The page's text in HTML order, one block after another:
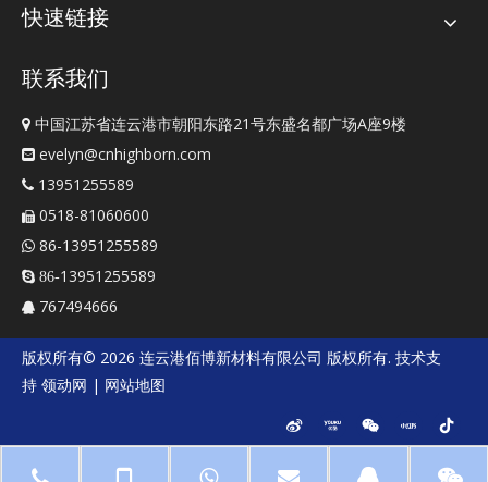
快速链接
联系我们
 中国江苏省连云港市朝阳东路21号东盛名都广场A座9楼
 evelyn@cnhighborn.com
 13951255589
 0518-81060600
 86-13951255589
 86-13951255589
 767494666
版权所有© 2026 连云港佰博新材料有限公司 版权所有. 技术支
持 领动网 | 网站地图